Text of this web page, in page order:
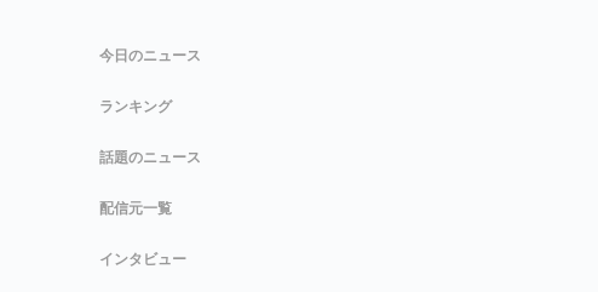
今日のニュース
ランキング
話題のニュース
配信元一覧
インタビュー